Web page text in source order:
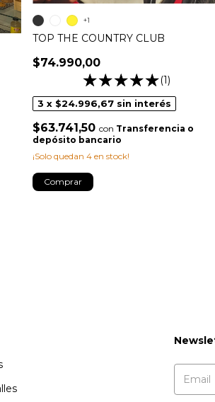
TOP THE COUNTRY CLUB
$74.990,00
(1)
3 x $24.996,67 sin interés
$63.741,50 con Transferencia o
depósito bancario
¡Solo quedan 4 en stock!
+1
Comprar